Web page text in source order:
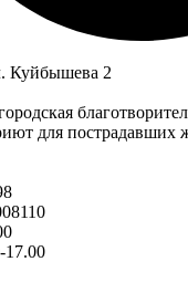
Куйбышева 2
для пострадавших